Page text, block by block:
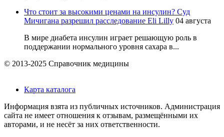
Что стоит за высокими ценами на инсулин? Суд
Мичигана разрешил расследование Eli Lilly 04 августа
В мире диабета инсулин играет решающую роль в
поддержании нормального уровня сахара в...
© 2013-2025 Справочник медицины
Карта каталога
Информация взята из публичных источников. Администрация
сайта не имеет отношения к отзывам, размещёнными их
авторами, и не несёт за них ответственности.